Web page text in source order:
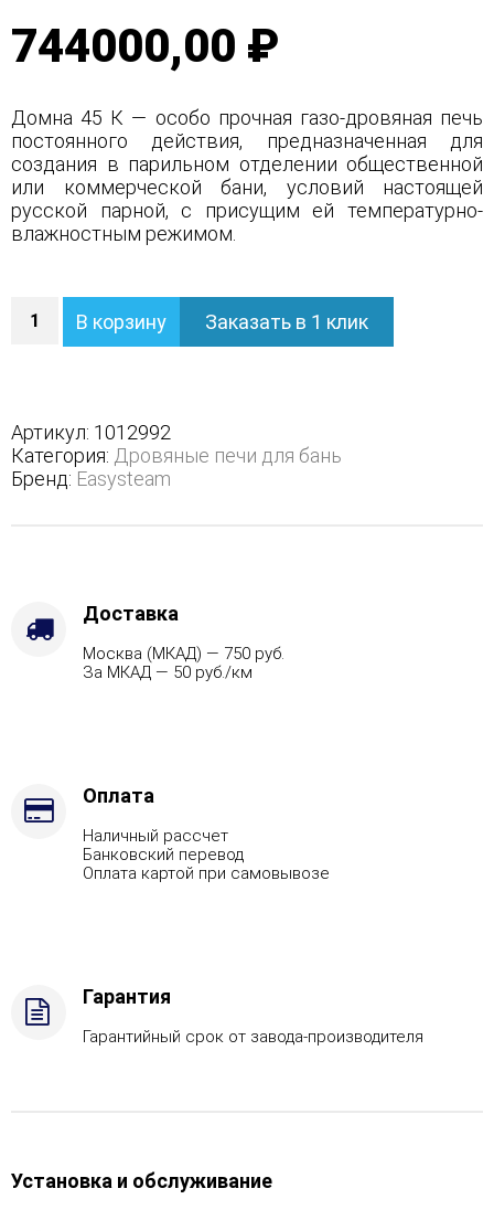
744000,00 ₽
Домна 45 К — особо прочная газо-дровяная печь
постоянного действия, предназначенная для
создания в парильном отделении общественной
или коммерческой бани, условий настоящей
русской парной, с присущим ей температурно-
влажностным режимом.
Печь
Домна
в
полноценном
кожухе
-
Комплектация
Марка
стали
В корзину Заказать в 1 клик
Артикул: 1012992
Категория: Дровяные печи для бань
Бренд: Easysteam
Доставка
Москва (МКАД) — 750 руб.
За МКАД — 50 руб./км
Оплата
Наличный рассчет
Банковский перевод
Оплата картой при самовывозе
Гарантия
Гарантийный срок от завода-производителя
Установка и обслуживание